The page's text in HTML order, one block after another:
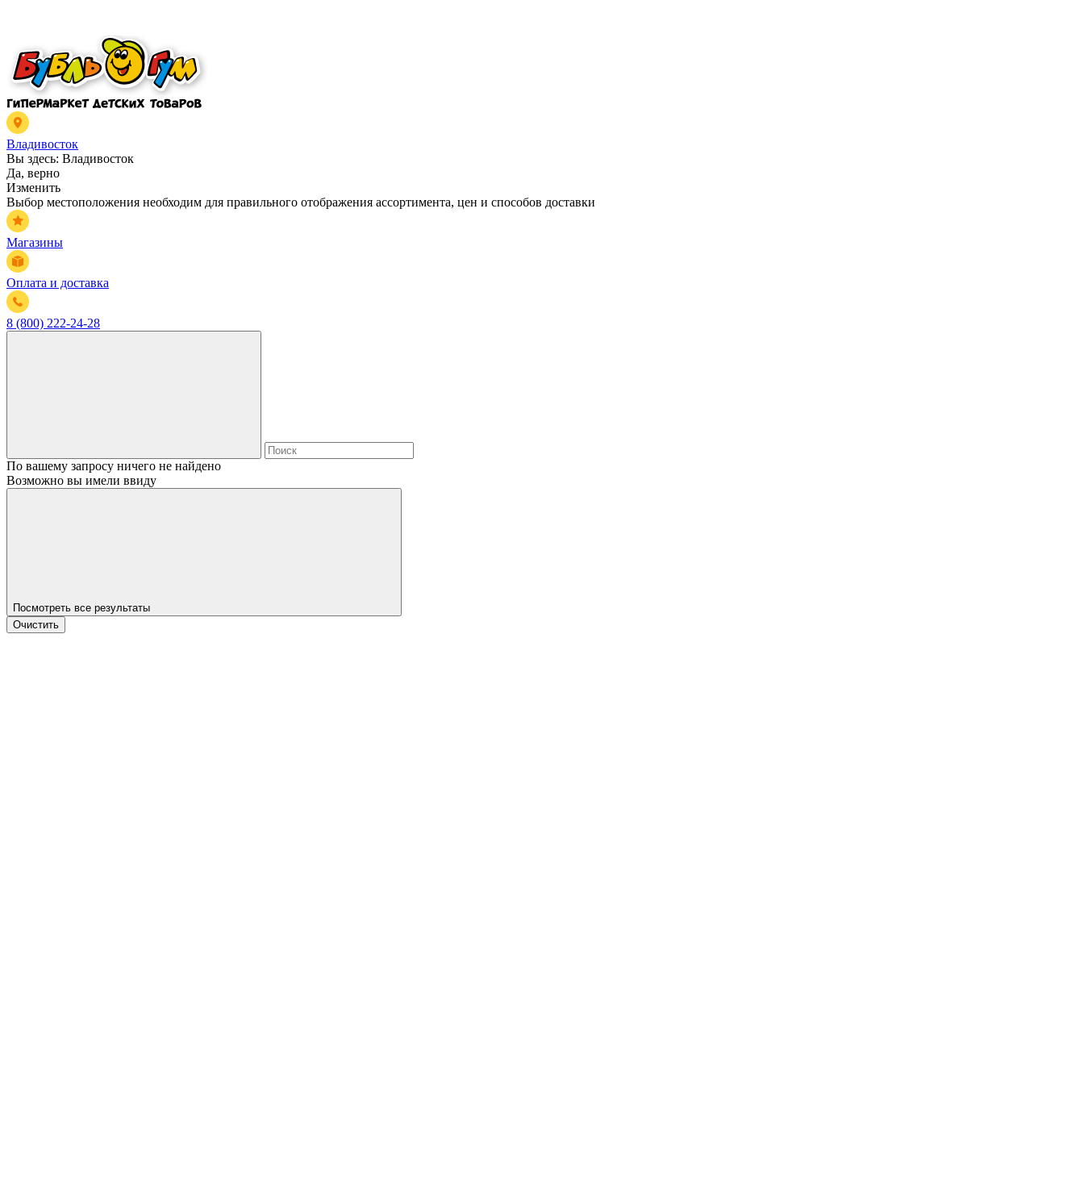
Владивосток
Вы здесь: Владивосток
Да, верно
Изменить
Выбор местоположения необходим для правильного отображения ассортимента, цен и способов доставки
Магазины
Оплата и доставка
8 (800) 222-24-28
По вашему запросу ничего не найдено
Возможно вы имели ввиду
Посмотреть все результаты
Очистить